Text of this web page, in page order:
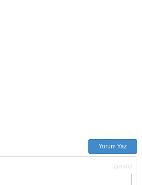
Yorum Yaz
(gerekli)